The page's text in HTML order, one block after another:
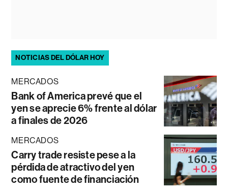
NOTICIAS DEL DÓLAR HOY
MERCADOS
Bank of America prevé que el
yen se aprecie 6% frente al dólar
a finales de 2026
MERCADOS
Carry trade resiste pese a la
pérdida de atractivo del yen
como fuente de financiación